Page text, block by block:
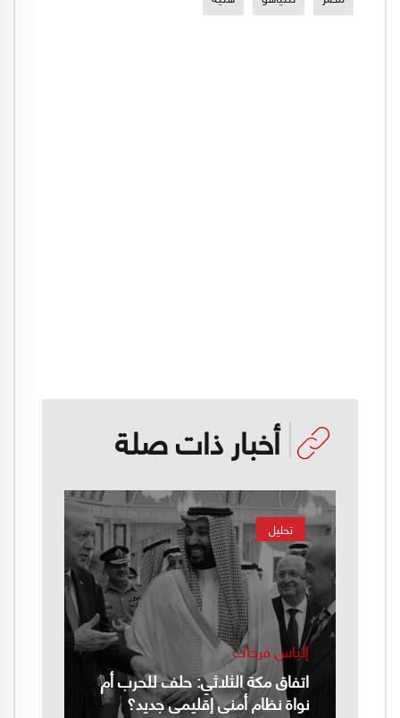
أخبار ذات صلة
تحليل
إلياس فرحات
اتفاق مكة الثلاثي: حلف للحرب أم
نواة نظام أمني إقليمي جديد؟